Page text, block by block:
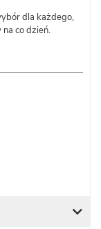
dla każdego,
co dzień.